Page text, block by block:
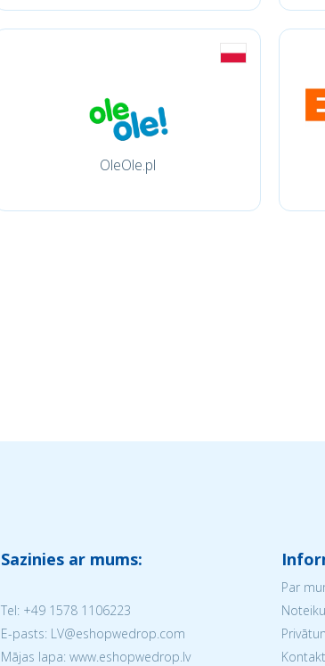
OleOle.pl
Sazinies ar mums:
Tel: +49 1578 1106223
E-pasts: LV@eshopwedrop.com
Mājas lapa: www.eshopwedrop.lv
Par